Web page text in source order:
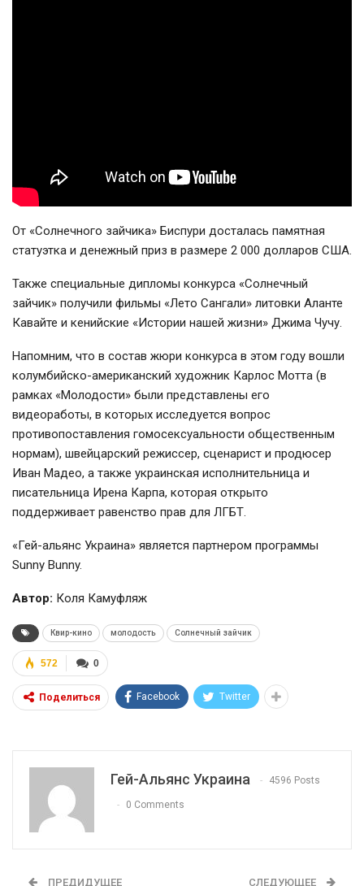
От «Солнечного зайчика» Биспури досталась памятная
статуэтка и денежный приз в размере 2 000 долларов США.
Также специальные дипломы конкурса «Солнечный
зайчик» получили фильмы «Лето Сангали» литовки Аланте
Кавайте и кенийские «Истории нашей жизни» Джима Чучу.
Напомним, что в состав жюри конкурса в этом году вошли
колумбийско-американский художник Карлос Мотта (в
рамках «Молодости» были представлены его
видеоработы, в которых исследуется вопрос
противопоставления гомосексуальности общественным
нормам), швейцарский режиссер, сценарист и продюсер
Иван Мадео, а также украинская исполнительница и
писательница Ирена Карпа, которая открыто
поддерживает равенство прав для ЛГБТ.
«Гей-альянс Украина» является партнером программы
Sunny Bunny.
Автор: Коля Камуфляж
Квир-кино молодость Солнечный зайчик
0
572
Поделиться Facebook Twitter
Гей-Альянс Украина 4596 Posts
0 Comments
ПРЕДИДУЩЕЕ СЛЕДУЮЩЕЕ